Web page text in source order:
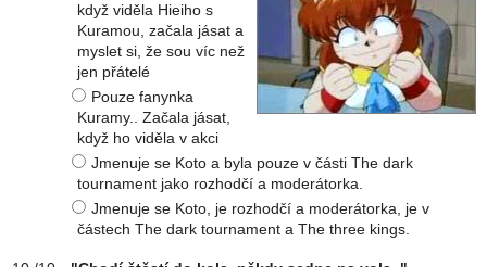
když viděla Hieiho s
Kuramou, začala jásat a
myslet si, že sou víc než
jen přátelé
Pouze fanynka
Kuramy.. Začala jásat,
když ho viděla v akci
Jmenuje se Koto a byla pouze v části The dark
tournament jako rozhodčí a moderátorka.
Jmenuje se Koto, je rozhodčí a moderátorka, je v
částech The dark tournament a The three kings.